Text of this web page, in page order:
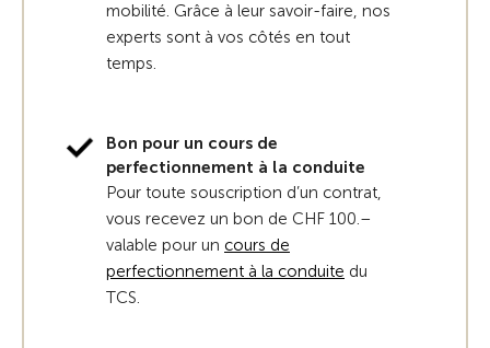
mobilité. Grâce à leur savoir-faire, nos
experts sont à vos côtés en tout
temps.
Bon pour un cours de
perfectionnement à la conduite
Pour toute souscription d’un contrat,
vous recevez un bon de CHF 100.–
valable pour un cours de
perfectionnement à la conduite du
TCS.